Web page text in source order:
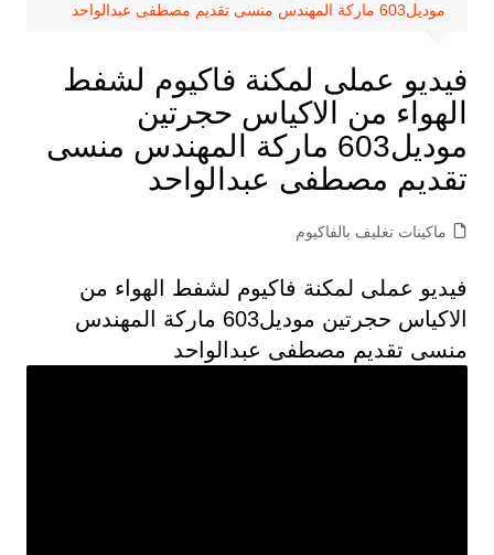
موديل603 ماركة المهندس منسى تقديم مصطفى عبدالواحد
فيديو عملى لمكنة فاكيوم لشفط
الهواء من الاكياس حجرتين
موديل603 ماركة المهندس منسى
تقديم مصطفى عبدالواحد
ماكينات تغليف بالفاكيوم
فيديو عملى لمكنة فاكيوم لشفط الهواء من
الاكياس حجرتين موديل603 ماركة المهندس
منسى تقديم مصطفى عبدالواحد